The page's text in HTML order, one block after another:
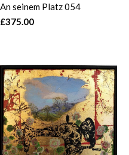
An seinem Platz 054
£375.00